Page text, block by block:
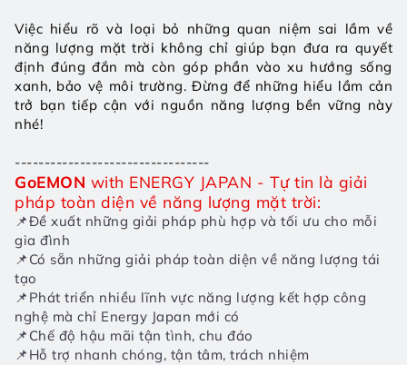
Việc hiểu rõ và loại bỏ những quan niệm sai lầm về
năng lượng mặt trời không chỉ giúp bạn đưa ra quyết
định đúng đắn mà còn góp phần vào xu hướng sống
xanh, bảo vệ môi trường. Đừng để những hiểu lầm cản
trở bạn tiếp cận với nguồn năng lượng bền vững này
nhé!
---------------------------------
GoEMON with ENERGY JAPAN - Tự tin là giải
pháp toàn diện về năng lượng mặt trời:
📌Đề xuất những giải pháp phù hợp và tối ưu cho mỗi
gia đình
📌Có sẵn những giải pháp toàn diện về năng lượng tái
tạo
📌Phát triển nhiều lĩnh vực năng lượng kết hợp công
nghệ mà chỉ Energy Japan mới có
📌Chế độ hậu mãi tận tình, chu đáo
📌Hỗ trợ nhanh chóng, tận tâm, trách nhiệm